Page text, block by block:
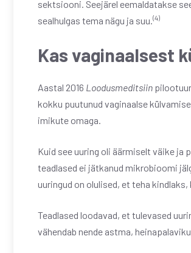
sektsiooni. Seejärel eemaldatakse
sealhulgas tema nägu ja suu. (4)
Kas vaginaalsest
Aastal 2016 Loodusmeditsiin
kokku puutunud vaginaalse
imikute omaga.
Kuid see uuring oli äärmiselt väike ja
teadlased ei jätkanud mikrobioomi
uuringud on olulised, et teha
Teadlased loodavad, et tulevased
vähendab nende astma,